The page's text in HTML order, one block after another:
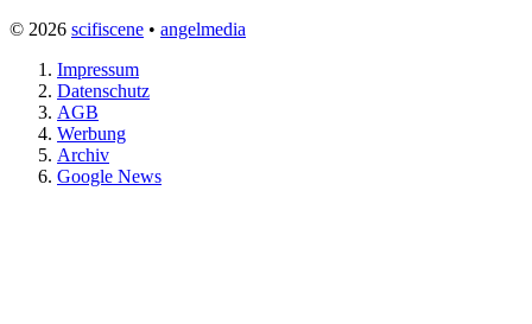
© 2026 scifiscene • angelmedia
Impressum
Datenschutz
AGB
Werbung
Archiv
Google News